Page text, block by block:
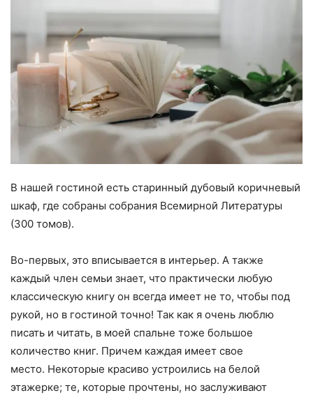
В нашей гостиной есть старинный дубовый коричневый
шкаф, где собраны собрания Всемирной Литературы
(300 томов).
Во-первых, это вписывается в интерьер. А также
каждый член семьи знает, что практически любую
классическую книгу он всегда имеет не то, чтобы под
рукой, но в гостиной точно! Так как я очень люблю
писать и читать, в моей спальне тоже большое
количество книг. Причем каждая имеет свое
место. Некоторые красиво устроились на белой
этажерке; те, которые прочтены, но заслуживают